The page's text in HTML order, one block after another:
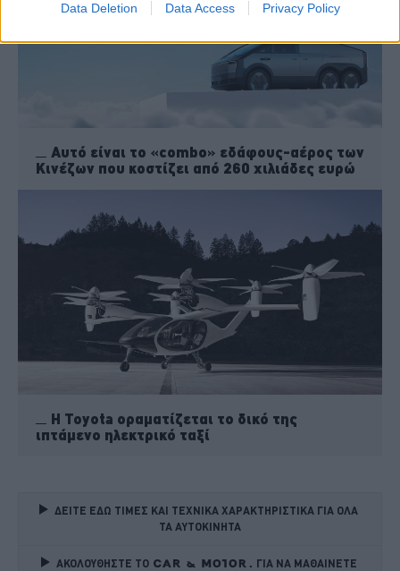
Data Deletion Data Access Privacy Policy
Αυτό είναι το «combo» εδάφους-αέρος των
Κινέζων που κοστίζει από 260 χιλιάδες ευρώ
Η Toyota οραματίζεται το δικό της
ιπτάμενο ηλεκτρικό ταξί
ΔΕΙΤΕ ΕΔΩ ΤΙΜΕΣ ΚΑΙ ΤΕΧΝΙΚΑ ΧΑΡΑΚΤΗΡΙΣΤΙΚΑ ΓΙΑ ΟΛΑ
ΤΑ ΑΥΤΟΚΙΝΗΤΑ
ΑΚΟΛΟΥΘΗΣΤΕ ΤΟ
ΓΙΑ ΝΑ ΜΑΘΑΙΝΕΤΕ